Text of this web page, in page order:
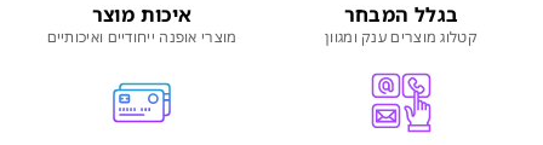
בגלל המבחר
קטלוג מוצרים ענק ומגוון
איכות מוצר
מוצרי אופנה ייחודיים ואיכותיים